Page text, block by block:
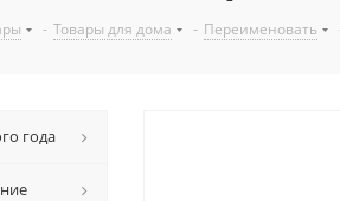
- Товары для дома - Переименовать
года